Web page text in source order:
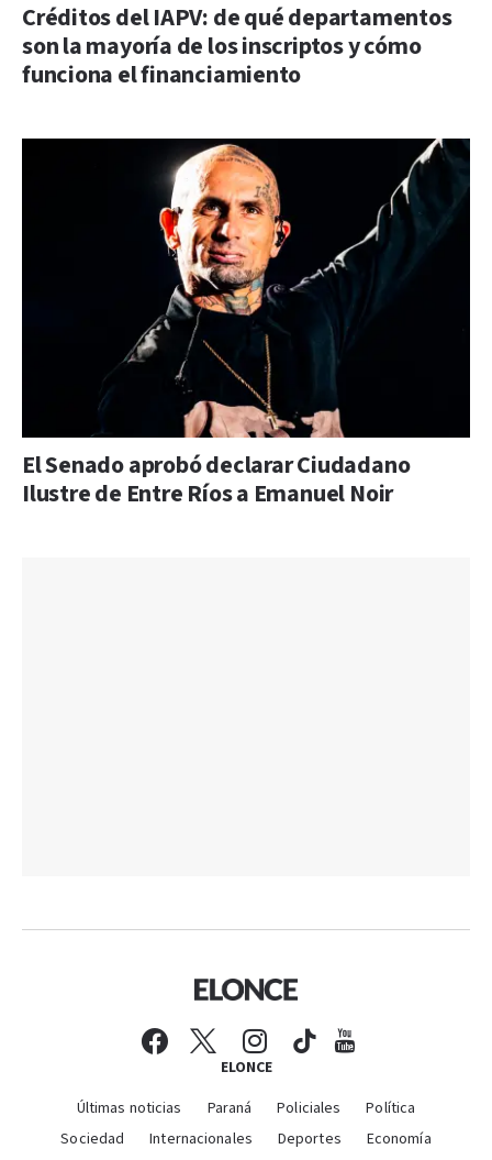
Créditos del IAPV: de qué departamentos
son la mayoría de los inscriptos y cómo
funciona el financiamiento
El Senado aprobó declarar Ciudadano
Ilustre de Entre Ríos a Emanuel Noir
ELONCE
Últimas noticias Paraná Policiales
Política
Sociedad
Internacionales Deportes
Economía